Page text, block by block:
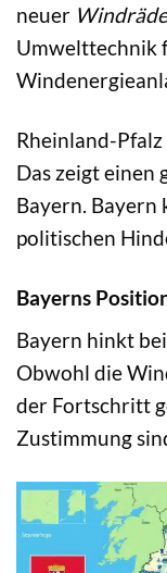
neuer
Umwelttechnik
Rheinland-
Das zeigt einen
Bayern. Bayern
politischen
Bayerns
Bayern hinkt
Obwohl die
der Fortschritt
Zustimmung